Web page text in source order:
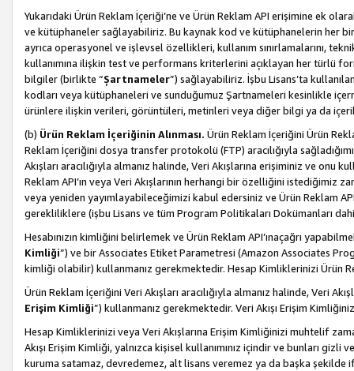
Yukarıdaki Ürün Reklam İçeriği’ne ve Ürün Reklam API erişimine ek
ve kütüphaneler sağlayabiliriz. Bu kaynak kod ve kütüphanelerin her
ayrıca operasyonel ve işlevsel özellikleri, kullanım sınırlamalarını,
kullanımına ilişkin test ve performans kriterlerini açıklayan her türlü
bilgiler (birlikte “Şartnameler”) sağlayabiliriz. İşbu Lisans’ta
kodları veya kütüphaneleri ve sunduğumuz Şartnameleri kesinlikle
ürünlere ilişkin verileri, görüntüleri, metinleri veya diğer bilgi ya da
(b) Ürün Reklam İçeriğinin Alınması. Ürün Reklam İçeriğini Ürün
Reklam İçeriğini dosya transfer protokolü (FTP) aracılığıyla
Akışları aracılığıyla almanız halinde, Veri Akışlarına erişiminiz ve onu
Reklam API’ın veya Veri Akışlarının herhangi bir özelliğini
veya yeniden yayımlayabileceğimizi kabul edersiniz ve Ürün Reklam
gerekliliklere (işbu Lisans ve tüm Program Politikaları Dokümanları
Hesabınızın kimliğini belirlemek ve Ürün Reklam API’ınaçağrı
Kimliği”) ve bir Associates Etiket Parametresi (Amazon Associates
kimliği olabilir) kullanmanız gerekmektedir. Hesap Kimliklerinizi Ürün
Ürün Reklam İçeriğini Veri Akışları aracılığıyla almanız halinde, Veri
Erişim Kimliği”) kullanmanız gerekmektedir. Veri Akışı Erişim
Hesap Kimliklerinizi veya Veri Akışlarına Erişim Kimliğinizi muhtelif
Akışı Erişim Kimliği, yalnızca kişisel kullanımınız içindir ve bunları
kuruma satamaz, devredemez, alt lisans veremez ya da başka şekilde